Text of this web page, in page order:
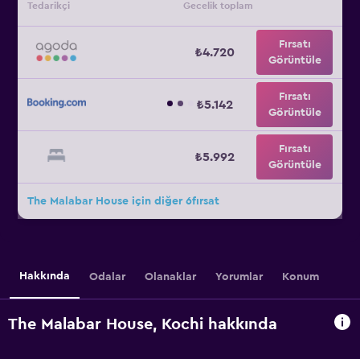
Tedarikçi Gecelik toplam
₺4.720
Fırsatı
Görüntüle
₺5.142
Fırsatı
Görüntüle
₺5.992
Fırsatı
Görüntüle
The Malabar House için diğer 6fırsat
Hakkında Odalar Olanaklar Yorumlar Konum
The Malabar House, Kochi hakkında